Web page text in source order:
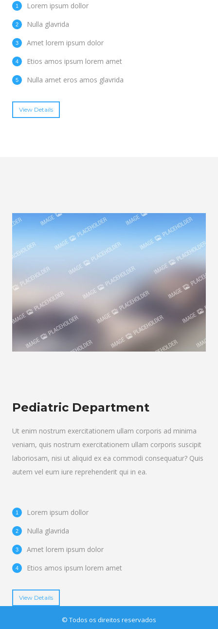
Lorem ipsum dollor
Nulla glavrida
Amet lorem ipsum dolor
Etios amos ipsum lorem amet
Nulla amet eros amos glavrida
View Details
Pediatric Department
Ut enim nostrum exercitationem ullam corporis ad minima
veniam, quis nostrum exercitationem ullam corporis suscipit
laboriosam, nisi ut aliquid ex ea commodi consequatur? Quis
autem vel eum iure reprehenderit qui in ea.
Lorem ipsum dollor
Nulla glavrida
Amet lorem ipsum dolor
Etios amos ipsum lorem amet
View Details
© Todos os direitos reservados